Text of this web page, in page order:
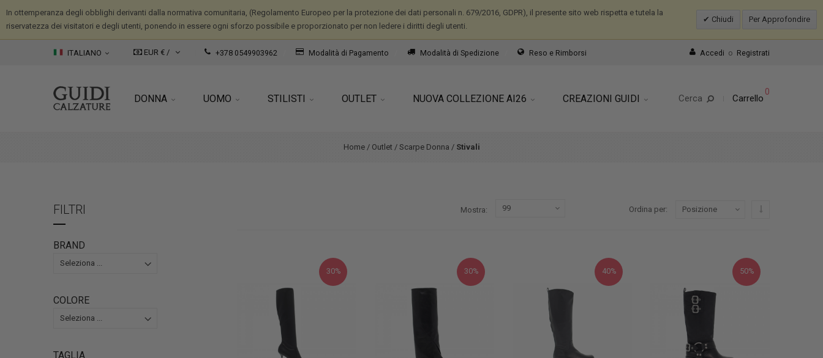
In ottemperanza degli obblighi derivanti dalla normativa comunitaria, (Regolamento Europeo per la protezione dei dati personali n. 679/2016, GDPR), il presente sito web rispetta e tutela la
riservatezza dei visitatori e degli utenti, ponendo in essere ogni sforzo possibile e proporzionato per non ledere i diritti degli utenti.
Chiudi Per Approfondire
ITALIANO EUR € / +378 0549903962 Modalità di Pagamento Modalità di Spedizione Reso e Rimborsi Accedi o Registrati
DONNA UOMO STILISTI OUTLET NUOVA COLLEZIONE AI26 CREAZIONI GUIDI Cerca Carrello
0
Home / Outlet / Scarpe Donna / Stivali
FILTRI
BRAND
COLORE
TAGLIA
Mostra Ordina per
30% 30% 40% 50%